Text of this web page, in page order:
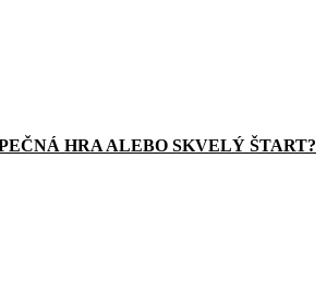
HRA ALEBO SKVELÝ ŠTART?